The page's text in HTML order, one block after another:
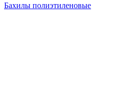
Бахилы полиэтиленовые